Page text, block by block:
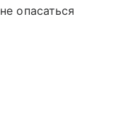
опасаться